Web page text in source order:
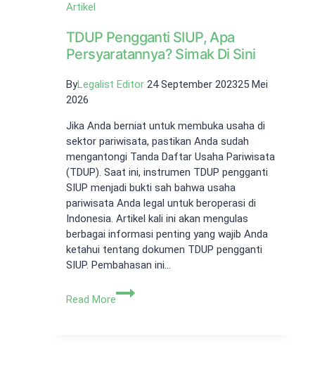
Artikel
TDUP Pengganti SIUP, Apa
Persyaratannya? Simak Di Sini
ByLegalist Editor 24 September 202325 Mei
2026
Jika Anda berniat untuk membuka usaha di
sektor pariwisata, pastikan Anda sudah
mengantongi Tanda Daftar Usaha Pariwisata
(TDUP). Saat ini, instrumen TDUP pengganti
SIUP menjadi bukti sah bahwa usaha
pariwisata Anda legal untuk beroperasi di
Indonesia. Artikel kali ini akan mengulas
berbagai informasi penting yang wajib Anda
ketahui tentang dokumen TDUP pengganti
SIUP. Pembahasan ini…
Read More
TDUP